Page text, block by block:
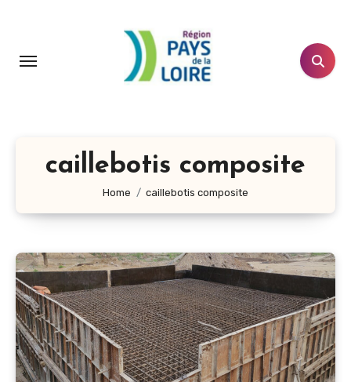
contenu
caillebotis composite
Home caillebotis composite